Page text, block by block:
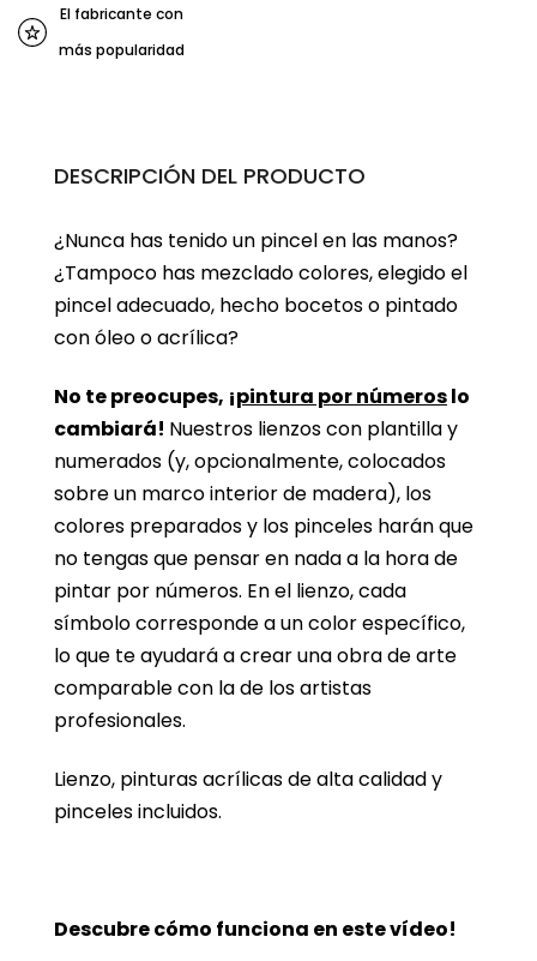
El fabricante con
más popularidad
DESCRIPCIÓN DEL PRODUCTO
¿Nunca has tenido un pincel en las manos?
¿Tampoco has mezclado colores, elegido el
pincel adecuado, hecho bocetos o pintado
con óleo o acrílica?
No te preocupes, ¡pintura por númeroslo
cambiará! Nuestros lienzos con plantilla y
numerados (y, opcionalmente, colocados
sobre un marco interior de madera), los
colores preparados y los pinceles harán que
no tengas que pensar en nada a la hora de
pintar por números. En el lienzo, cada
símbolo corresponde a un color específico,
lo que te ayudará a crear una obra de arte
comparable con la de los artistas
profesionales.
Lienzo, pinturas acrílicas de alta calidad y
pinceles incluidos.
Descubre cómo funciona en este vídeo!